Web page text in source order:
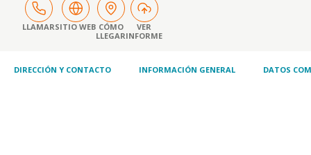
LLAMARSITIO WEB CÓMO
LLEGAR
VER
INFORME
DIRECCIÓN Y CONTACTO INFORMACIÓN GENERAL DATOS